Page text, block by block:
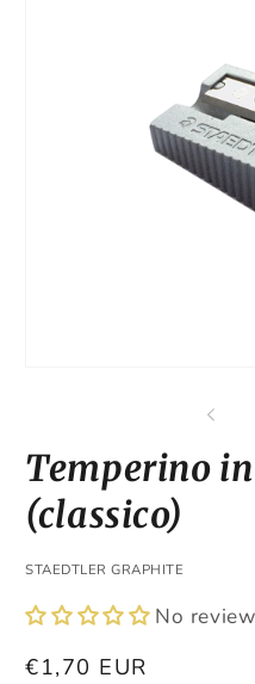
Temperino
(classico)
STAEDTLER GRAPHITE
No
Regular
€1,70 EUR